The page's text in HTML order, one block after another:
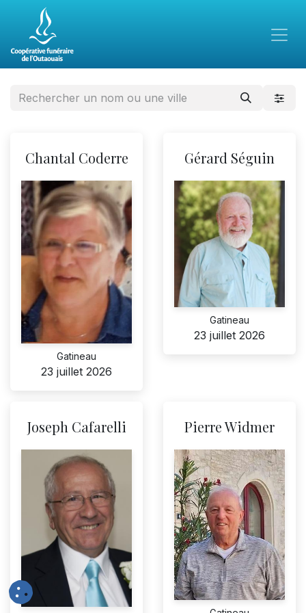
Chantal Coderre
Gatineau
23 juillet 2026
Gérard Séguin
Gatineau
23 juillet 2026
Joseph Cafarelli Pierre Widmer